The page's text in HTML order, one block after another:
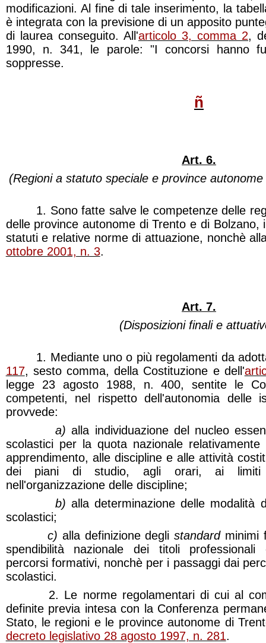
modificazioni. Al fine di tale inserimento, la
è integrata con la previsione di un apposito
di laurea conseguito. All'articolo 3, comma 2,
1990, n. 341, le parole: "I concorsi hanno
soppresse.
ñ
Art. 6.
(Regioni a statuto speciale e province
1. Sono fatte salve le competenze delle
delle province autonome di Trento e di Bolzano,
statuti e relative norme di attuazione, nonchè
ottobre 2001, n. 3.
Art. 7.
(Disposizioni finali e
1. Mediante uno o più regolamenti da
117, sesto comma, della Costituzione e dell'
legge 23 agosto 1988, n. 400, sentite le
competenti, nel rispetto dell'autonomia delle
provvede:
a) alla individuazione del nucleo
scolastici per la quota nazionale
apprendimento, alle discipline e alle attività
dei piani di studio, agli orari, ai limiti
nell'organizzazione delle discipline;
b) alla determinazione delle modalità
scolastici;
c) alla definizione deglistandardminimi
spendibilità nazionale dei titoli professionali
percorsi formativi, nonchè per i passaggi dai
scolastici.
2. Le norme regolamentari di cui al
definite previa intesa con la Conferenza
Stato, le regioni e le province autonome di
decreto legislativo 28 agosto 1997, n. 281.